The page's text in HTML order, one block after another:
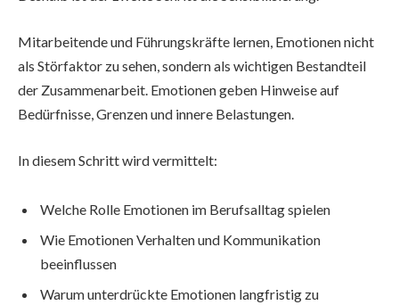
Mitarbeitende und Führungskräfte lernen, Emotionen nicht
als Störfaktor zu sehen, sondern als wichtigen Bestandteil
der Zusammenarbeit. Emotionen geben Hinweise auf
Bedürfnisse, Grenzen und innere Belastungen.
In diesem Schritt wird vermittelt:
Welche Rolle Emotionen im Berufsalltag spielen
Wie Emotionen Verhalten und Kommunikation
beeinflussen
Warum unterdrückte Emotionen langfristig zu